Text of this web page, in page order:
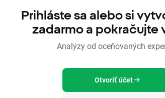
Prihláste sa alebo si
zadarmo a pokračujte
Analýzy od oceňovaných
Otvoriť účet